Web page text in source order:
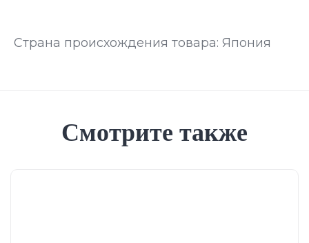
Страна происхождения товара: Япония
Смотрите также